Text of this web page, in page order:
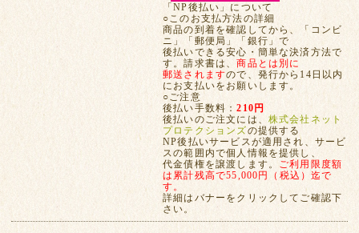
「NP後払い」について
○このお支払方法の詳細
商品の到着を確認してから、「コンビ
ニ」「郵便局」「銀行」で
後払いできる安心・簡単な決済方法で
す。請求書は、商品とは別に
郵送されますので、発行から14日以内
にお支払いをお願いします。
○ご注意
後払い手数料：210円
後払いのご注文には、 株式会社ネット
プロテクションズの提供する
NP後払いサービスが適用され、サービ
スの範囲内で個人情報を提供し、
代金債権を譲渡します。 ご利用限度額
は累計残高で55,000円（税込）迄で
す。
詳細はバナーをクリックしてご確認下
さい。